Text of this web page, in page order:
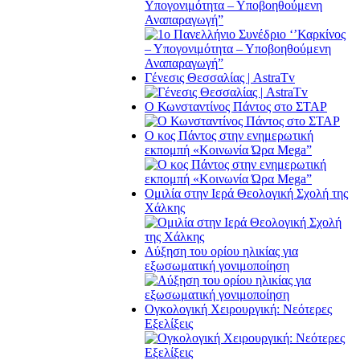
Υπογονιμότητα – Υποβοηθούμενη
Αναπαραγωγή”
Γένεσις Θεσσαλίας | AstraTv
O Κωνσταντίνος Πάντος στο ΣΤΑΡ
O κος Πάντος στην ενημερωτική
εκπομπή «Κοινωνία Ώρα Μega”
Ομιλία στην Ιερά Θεολογική Σχολή της
Χάλκης
Αύξηση του ορίου ηλικίας για
εξωσωματική γονιμοποίηση
Ογκολογική Χειρουργική: Νεότερες
Εξελίξεις